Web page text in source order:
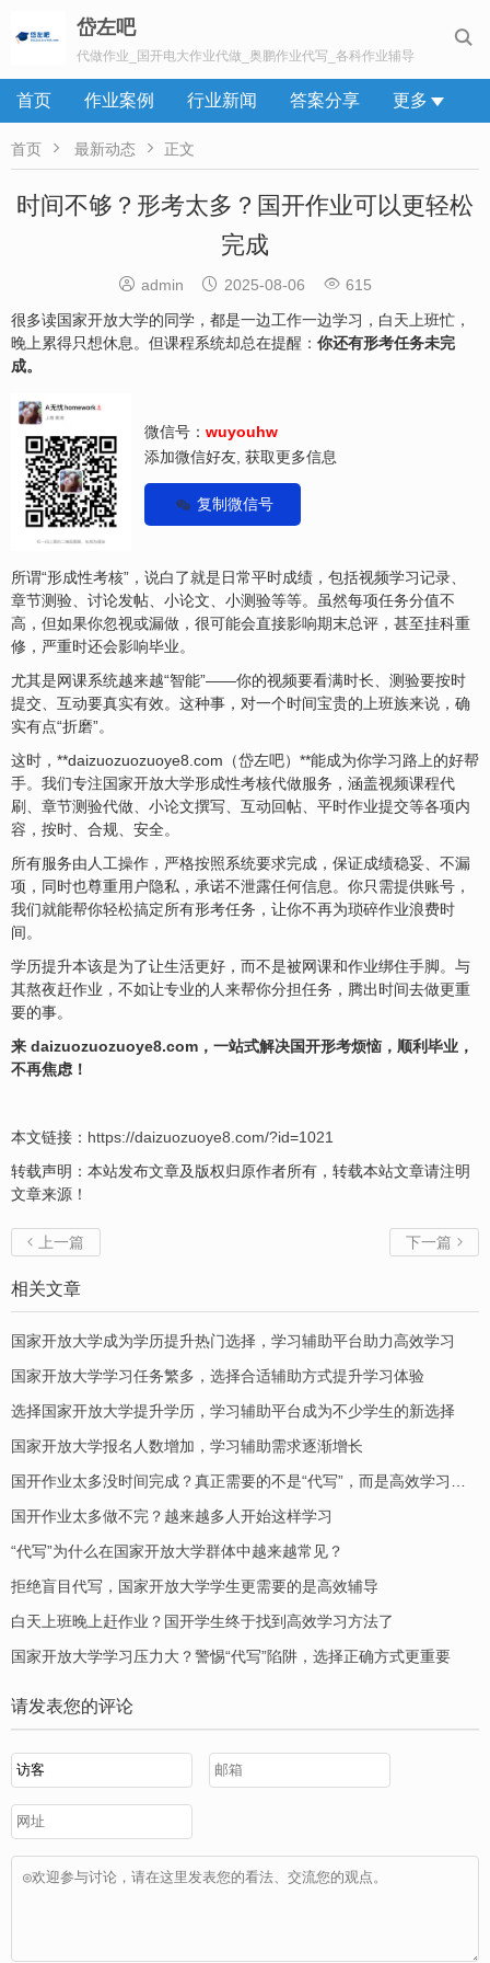

岱左吧
代做作业_国开电大作业代做_奥鹏作业代写_各科作业辅导
首页 作业案例 行业新闻 答案分享 更多
首页  最新动态  正文
时间不够？形考太多？国开作业可以更轻松
完成
 admin  2025-08-06  615
很多读国家开放大学的同学，都是一边工作一边学习，白天上班忙，
晚上累得只想休息。但课程系统却总在提醒： 你还有形考任务未完
成。
微信号： wuyouhw
添加微信好友, 获取更多信息
复制微信号
所谓“形成性考核”，说白了就是日常平时成绩，包括视频学习记录、
章节测验、讨论发帖、小论文、小测验等等。虽然每项任务分值不
高，但如果你忽视或漏做，很可能会直接影响期末总评，甚至挂科重
修，严重时还会影响毕业。
尤其是网课系统越来越“智能”——你的视频要看满时长、测验要按时
提交、互动要真实有效。这种事，对一个时间宝贵的上班族来说，确
实有点“折磨”。
这时，**daizuozuozuoye8.com（岱左吧）**能成为你学习路上的好帮
手。我们专注国家开放大学形成性考核代做服务，涵盖视频课程代
刷、章节测验代做、小论文撰写、互动回帖、平时作业提交等各项内
容，按时、合规、安全。
所有服务由人工操作，严格按照系统要求完成，保证成绩稳妥、不漏
项，同时也尊重用户隐私，承诺不泄露任何信息。你只需提供账号，
我们就能帮你轻松搞定所有形考任务，让你不再为琐碎作业浪费时
间。
学历提升本该是为了让生活更好，而不是被网课和作业绑住手脚。与
其熬夜赶作业，不如让专业的人来帮你分担任务，腾出时间去做更重
要的事。
来 daizuozuozuoye8.com，一站式解决国开形考烦恼，顺利毕业，
不再焦虑！
本文链接： https://daizuozuoye8.com/?id=1021
转载声明：本站发布文章及版权归原作者所有，转载本站文章请注明
文章来源！
 上一篇 下一篇 
相关文章
国家开放大学成为学历提升热门选择，学习辅助平台助力高效学习
国家开放大学学习任务繁多，选择合适辅助方式提升学习体验
选择国家开放大学提升学历，学习辅助平台成为不少学生的新选择
国家开放大学报名人数增加，学习辅助需求逐渐增长
国开作业太多没时间完成？真正需要的不是“代写”，而是高效学习辅导
国开作业太多做不完？越来越多人开始这样学习
“代写”为什么在国家开放大学群体中越来越常见？
拒绝盲目代写，国家开放大学学生更需要的是高效辅导
白天上班晚上赶作业？国开学生终于找到高效学习方法了
国家开放大学学习压力大？警惕“代写”陷阱，选择正确方式更重要
请发表您的评论